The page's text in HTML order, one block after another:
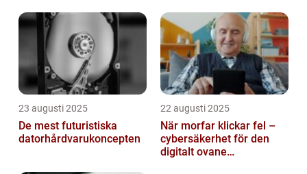
23 augusti 2025
De mest futuristiska
datorhårdvarukoncepten
22 augusti 2025
När morfar klickar fel –
cybersäkerhet för den
digitalt ovane